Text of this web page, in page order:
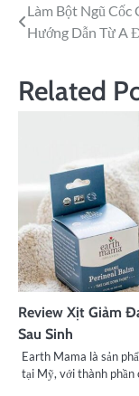
Làm Bột Ngũ Cốc
Hướng Dẫn Từ A
Related
Review Xịt Giảm
Sau Sinh
Earth Mama là sản
tại Mỹ, với thành phần